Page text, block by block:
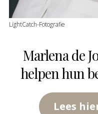
LightCatch-Fotografie
Marlena de
helpen hun
Lees